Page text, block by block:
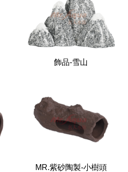
飾品-雪山
MR.紫砂陶製-小樹頭